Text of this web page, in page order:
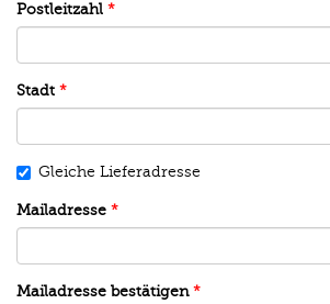
Postleitzahl *
Stadt *
Gleiche Lieferadresse
Mailadresse *
Mailadresse bestätigen *